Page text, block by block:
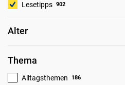
Lesetipps 902
Alter
Thema
Alltagsthemen 186